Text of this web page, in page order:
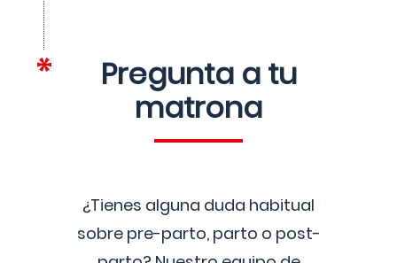
Pregunta a tu
matrona
¿Tienes alguna duda habitual
sobre pre-parto, parto o post-